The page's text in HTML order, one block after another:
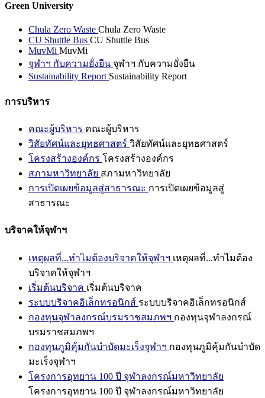
Green University
Chula Zero Waste Chula Zero Waste
CU Shuttle Bus CU Shuttle Bus
MuvMi MuvMi
จุฬาฯ กับความยั่งยืน จุฬาฯ กับความยั่งยืน
Sustainability Report Sustainability Report
การบริหาร
คณะผู้บริหาร คณะผู้บริหาร
วิสัยทัศน์และยุทธศาสตร์ วิสัยทัศน์และยุทธศาสตร์
โครงสร้างองค์กร โครงสร้างองค์กร
สภามหาวิทยาลัย สภามหาวิทยาลัย
การเปิดเผยข้อมูลสู่สาธารณะ การเปิดเผยข้อมูลสู่
สาธารณะ
บริจาคให้จุฬาฯ
เหตุผลที่...ทำไมต้องบริจาคให้จุฬาฯ เหตุผลที่...ทำไมต้อง
บริจาคให้จุฬาฯ
เริ่มต้นบริจาค เริ่มต้นบริจาค
ระบบบริจาคอิเล็กทรอนิกส์ ระบบบริจาคอิเล็กทรอนิกส์
กองทุนจุฬาลงกรณ์บรมราชสมภพฯ กองทุนจุฬาลงกรณ์
บรมราชสมภพฯ
กองทุนภูมิคุ้มกันบำบัดมะเร็งจุฬาฯ กองทุนภูมิคุ้มกันบำบัด
มะเร็งจุฬาฯ
โครงการอุทยาน 100 ปี จุฬาลงกรณ์มหาวิทยาลัย
โครงการอุทยาน 100 ปี จุฬาลงกรณ์มหาวิทยาลัย